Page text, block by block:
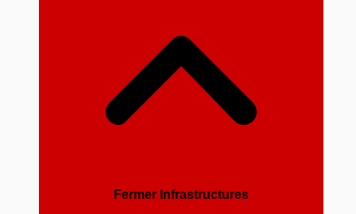
Fermer Infrastructures